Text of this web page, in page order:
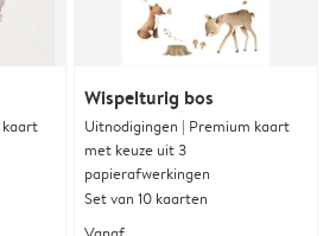
kaart
Wispelturig bos
Uitnodigingen | Premium kaart
met keuze uit 3
papierafwerkingen
Set van 10 kaarten